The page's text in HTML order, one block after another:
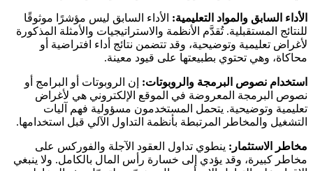
الأداء السابق والمواد التعليمية: الأداء السابق ليس مؤشرًا موثوقًا
للنتائج المستقبلية. تُقدَّم الأنظمة والاستراتيجيات والأمثلة المذكورة
لأغراض تعليمية وتوضيحية، وقد تتضمن نتائج أداء افتراضية أو
محاكاة، وهي تحتوي بطبيعتها على قيود معينة.
استخدام نصوص البرمجة والروبوتات: إن الروبوتات أو البرامج أو
نصوص البرمجة المعروضة في الموقع الإلكتروني هي لأغراض
تعليمية وتوضيحية. يتحمل المستخدمون مسؤولية فهم آليات
التشغيل والمخاطر المرتبطة بأنظمة التداول الآلي قبل استخدامها.
مخاطر الاستثمار: ينطوي تداول العقود الآجلة والفوركس على
مخاطر كبيرة، وقد يؤدي إلى خسارة رأس المال بالكامل. ولا ينبغي